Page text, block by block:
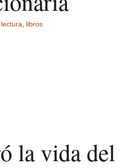
lectura libros
la vida del